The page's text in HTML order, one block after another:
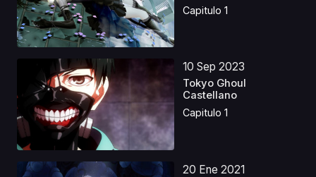
Capitulo 1
10 Sep 2023
Tokyo Ghoul
Castellano
Capitulo 1
20 Ene 2021